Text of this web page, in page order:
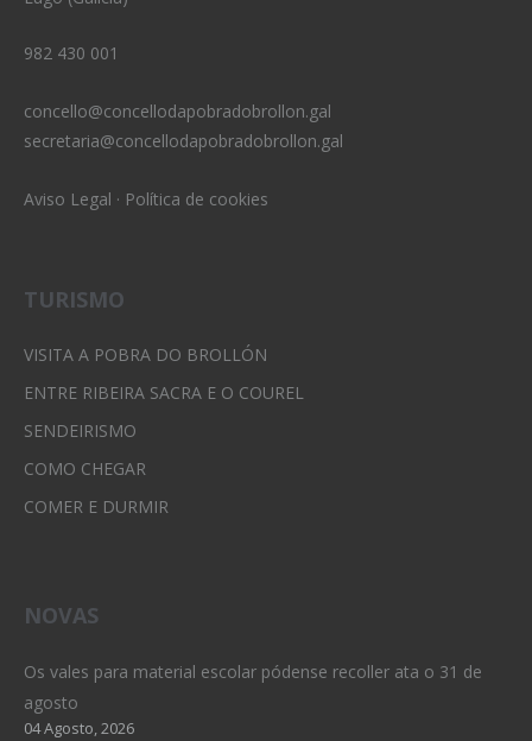
982 430 001
concello@concellodapobradobrollon.gal
secretaria@concellodapobradobrollon.gal
Aviso Legal · Política de cookies
TURISMO
VISITA A POBRA DO BROLLÓN
ENTRE RIBEIRA SACRA E O COUREL
SENDEIRISMO
COMO CHEGAR
COMER E DURMIR
NOVAS
Os vales para material escolar pódense recoller ata o 31 de
agosto
04 Agosto, 2026